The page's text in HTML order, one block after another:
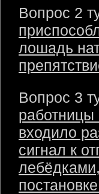
Вопрос 2
лошадь
Вопрос 3
работницы
входило
сигнал к